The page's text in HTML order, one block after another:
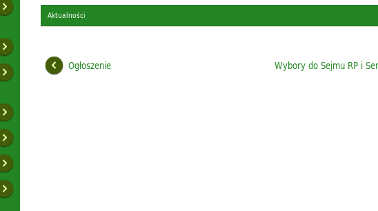
Aktualności
Ogłoszenie Wybory do Sejmu RP i